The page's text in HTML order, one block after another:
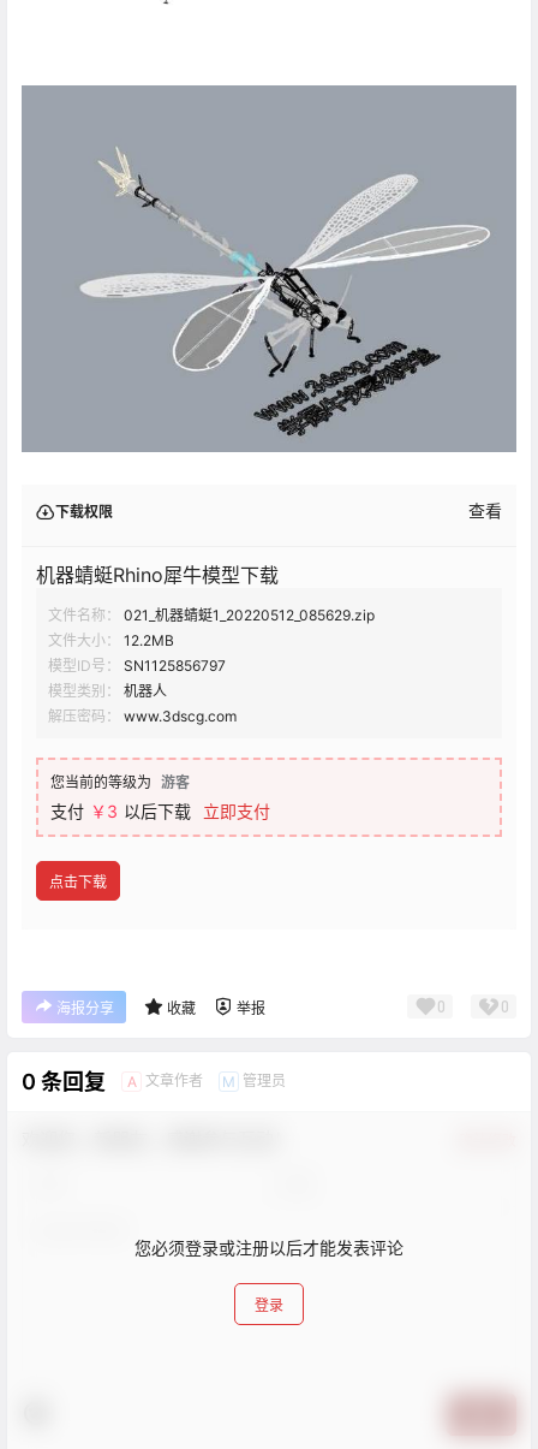
下载权限 查看
机器蜻蜓Rhino犀牛模型下载
文件名称：
021_机器蜻蜓1_20220512_085629.zip
文件大小：
12.2MB
模型ID号：
SN1125856797
模型类别：
机器人
解压密码：
www.3dscg.com
您当前的等级为 游客
支付 ￥3 以后下载 立即支付
点击下载
海报分享 收藏 举报 0 0
0 条回复 A 文章作者 M 管理员
您必须登录或注册以后才能发表评论
登录